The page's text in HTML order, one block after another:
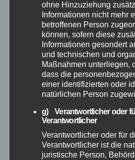
August 2026
Juli 2026
Juni 2026
Mai 2026
April 2026
März 2026
ohne Hinzuziehung
Informationen nicht mehr
betroffenen Person
können, sofern diese
Informationen gesondert
und technischen und
Maßnahmen unterliegen,
dass die
einer identifizierten oder
natürlichen Person
g) Verantwortlicher oder
Verantwortlicher
Verantwortlicher oder für
Verantwortlicher ist die
juristische Person,